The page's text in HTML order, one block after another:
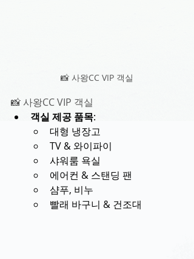
📸 사왕CC VIP 객실
📸 사왕CC VIP 객실
객실 제공 품목:
대형 냉장고
TV & 와이파이
샤워룸 욕실
에어컨 & 스탠딩 팬
샴푸, 비누
빨래 바구니 & 건조대